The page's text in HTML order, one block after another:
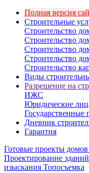
Полная версия
Строительные
Строительство
Строительство
Строительство
Строительство
Строительство
Виды
Разрешение на
ИЖС
Юридические
Государственные
Дневник
Гарантия
Готовые проекты домов
Проектирование зданий
изыскания Топосъемка